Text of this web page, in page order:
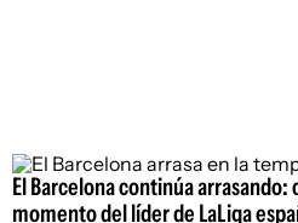
El Barcelona continúa arrasando:
momento del líder de LaLiga